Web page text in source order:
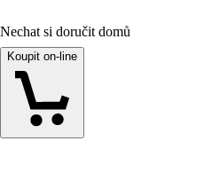
Nechat si doručit domů
Koupit on-line